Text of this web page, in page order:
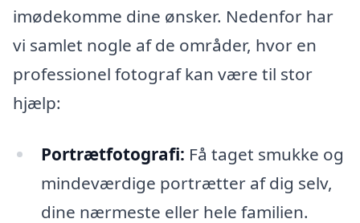
imødekomme dine ønsker. Nedenfor har
vi samlet nogle af de områder, hvor en
professionel fotograf kan være til stor
hjælp:
Portrætfotografi: Få taget smukke og
mindeværdige portrætter af dig selv,
dine nærmeste eller hele familien.